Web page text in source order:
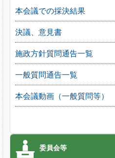
本会議での採決結果
決議、意見書
施政方針質問通告一覧
一般質問通告一覧
本会議動画（一般質問等）